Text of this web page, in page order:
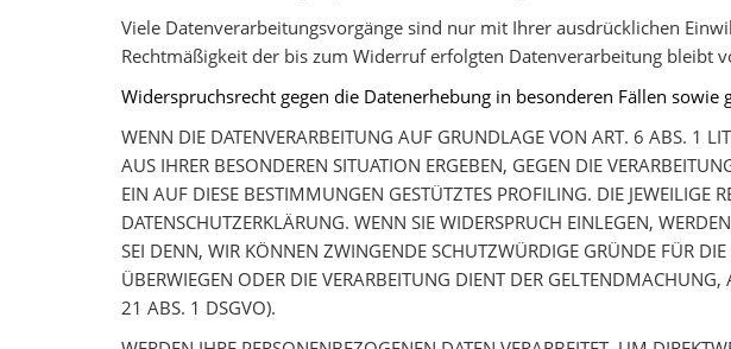
Viele Datenverarbeitungsvorgänge sind nur mit Ihrer ausdrücklichen
Rechtmäßigkeit der bis zum Widerruf erfolgten Datenverarbeitung bleibt
Widerspruchsrecht gegen die Datenerhebung in besonderen Fällen sowie
WENN DIE DATENVERARBEITUNG AUF GRUNDLAGE VON ART. 6 ABS. 1
AUS IHRER BESONDEREN SITUATION ERGEBEN, GEGEN DIE
EIN AUF DIESE BESTIMMUNGEN GESTÜTZTES PROFILING. DIE JEWEILIGE
DATENSCHUTZERKLÄRUNG. WENN SIE WIDERSPRUCH EINLEGEN,
SEI DENN, WIR KÖNNEN ZWINGENDE SCHUTZWÜRDIGE GRÜNDE FÜR
ÜBERWIEGEN ODER DIE VERARBEITUNG DIENT DER
21 ABS. 1 DSGVO).